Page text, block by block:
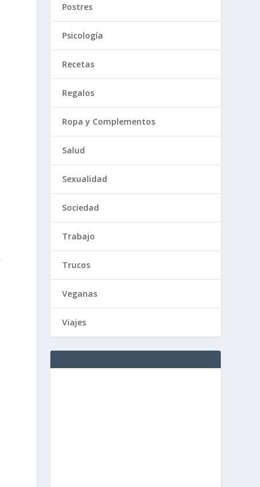
Postres
Psicología
Recetas
Regalos
Ropa y Complementos
Salud
Sexualidad
Sociedad
Trabajo
Trucos
Veganas
Viajes